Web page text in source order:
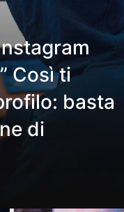
Così ti
basta
di